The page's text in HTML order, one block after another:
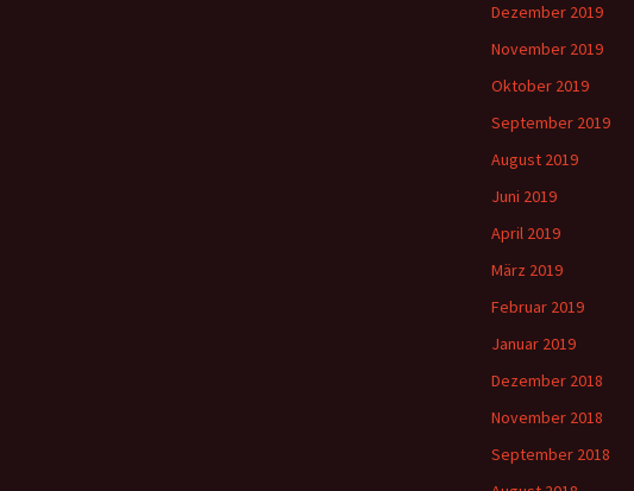
Dezember 2019
November 2019
Oktober 2019
September 2019
August 2019
Juni 2019
April 2019
März 2019
Februar 2019
Januar 2019
Dezember 2018
November 2018
September 2018